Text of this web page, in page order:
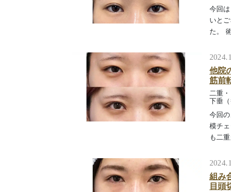
今回
いと
た。
他院
筋前
二重
下垂（
今回
模チ
も二
組み
目頭